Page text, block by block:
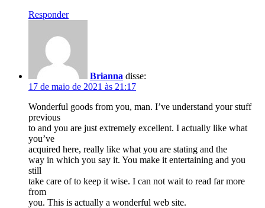
Responder
Brianna disse:
17 de maio de 2021 às 21:17
Wonderful goods from you, man. I’ve understand your stuff
previous
to and you are just extremely excellent. I actually like what
you’ve
acquired here, really like what you are stating and the
way in which you say it. You make it entertaining and you
still
take care of to keep it wise. I can not wait to read far more
from
you. This is actually a wonderful web site.